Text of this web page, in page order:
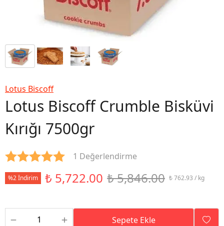
Lotus Biscoff
Lotus Biscoff Crumble Bisküvi
Kırığı 7500gr
1 Değerlendirme
%2 İndirim ₺ 5,722.00 ₺ 5,846.00 ₺ 762.93 / kg
Sepete Ekle